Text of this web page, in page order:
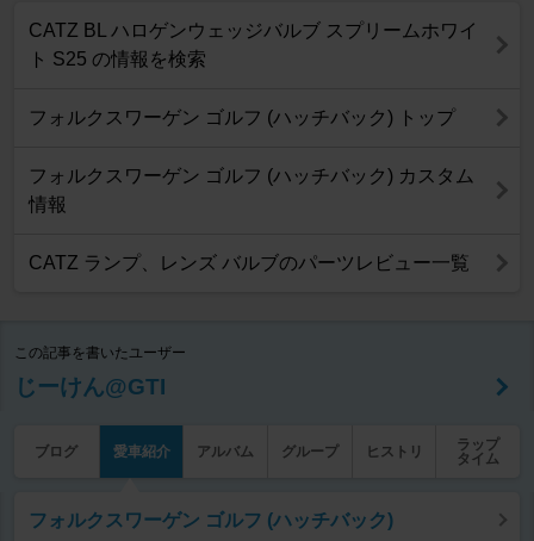
CATZ BL ハロゲンウェッジバルブ スプリームホワイ
ト S25 の情報を検索
フォルクスワーゲン ゴルフ (ハッチバック) トップ
フォルクスワーゲン ゴルフ (ハッチバック) カスタム
情報
CATZ ランプ、レンズ バルブのパーツレビュー一覧
この記事を書いたユーザー
じーけん@GTI
ブログ 愛車紹介 アルバム グループ ヒストリ
ラップ
タイム
フォルクスワーゲン ゴルフ (ハッチバック)